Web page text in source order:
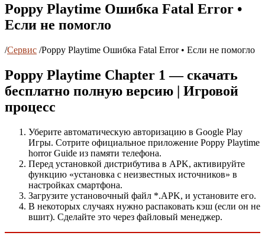
Poppy Playtime Ошибка Fatal Error •
Если не помогло
/Сервис /Poppy Playtime Ошибка Fatal Error • Если не помогло
Poppy Playtime Chapter 1 — скачать
бесплатно полную версию | Игровой
процесс
Уберите автоматическую авторизацию в Google Play
Игры. Сотрите официальное приложение Poppy Playtime
horror Guide из памяти телефона.
Перед установкой дистрибутива в APK, активируйте
функцию «установка с неизвестных источников» в
настройках смартфона.
Загрузите установочный файл *.APK, и установите его.
В некоторых случаях нужно распаковать кэш (если он не
вшит). Сделайте это через файловый менеджер.